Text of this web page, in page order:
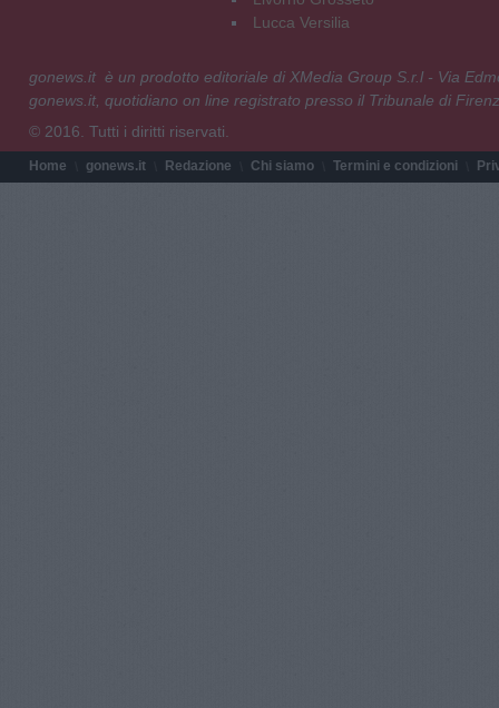
Lucca Versilia
gonews.it è un prodotto editoriale di XMedia Group S.r.l - Via
gonews.it, quotidiano on line registrato presso il Tribunale di
© 2016. Tutti i diritti riservati.
Home gonews.it Redazione Chi siamo Termini e condizioni